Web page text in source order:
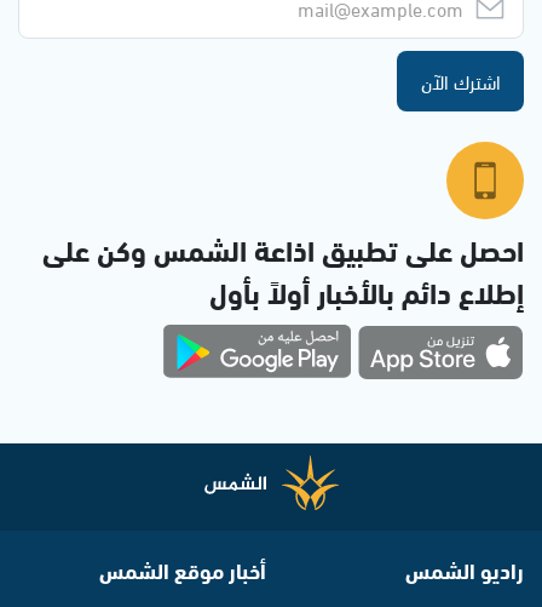
اشترك الآن
احصل على تطبيق اذاعة الشمس وكن على
إطلاع دائم بالأخبار أولاً بأول
راديو الشمس أخبار موقع الشمس